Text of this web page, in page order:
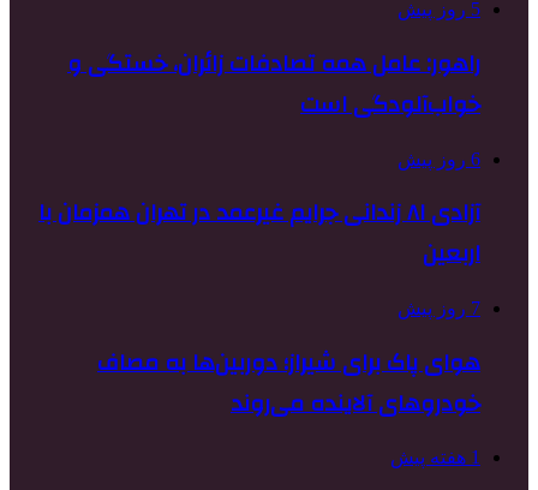
5 روز پیش
راهور: عامل همه تصادفات زائران، خستگی و
خواب‌آلودگی است
6 روز پیش
آزادی ۸۱ زندانی جرایم غیرعمد در تهران همزمان با
اربعین
7 روز پیش
هوای پاک برای شیراز؛ دوربین‌ها به مصاف
خودروهای آلاینده می‌روند
1 هفته پیش